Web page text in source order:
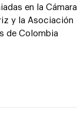
en la Cámara
y la Asociación
de Colombia